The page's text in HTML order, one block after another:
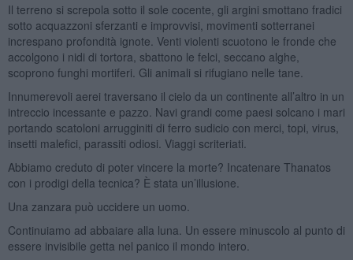
Il terreno si screpola sotto il sole cocente, gli argini smottano fradici
sotto acquazzoni sferzanti e improvvisi, movimenti sotterranei
increspano profondità ignote. Venti violenti scuotono le fronde che
accolgono i nidi di tortora, sbattono le felci, seccano alghe,
scoprono funghi mortiferi. Gli animali si rifugiano nelle tane.
Innumerevoli aerei traversano il cielo da un continente all’altro in un
intreccio incessante e pazzo. Navi grandi come paesi solcano i mari
portando scatoloni arrugginiti di ferro sudicio con merci, topi, virus,
insetti malefici, parassiti odiosi. Viaggi scriteriati.
Abbiamo creduto di poter vincere la morte? Incatenare Thanatos
con i prodigi della tecnica? È stata un’illusione.
Una zanzara può uccidere un uomo.
Continuiamo ad abbaiare alla luna. Un essere minuscolo al punto di
essere invisibile getta nel panico il mondo intero.